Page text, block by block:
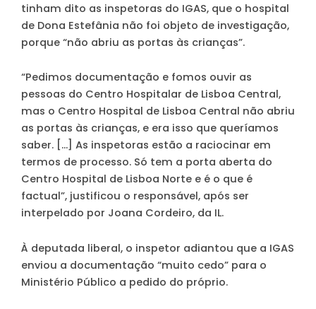
tinham dito as inspetoras do IGAS, que o hospital
de Dona Estefânia não foi objeto de investigação,
porque “não abriu as portas às crianças”.
“Pedimos documentação e fomos ouvir as
pessoas do Centro Hospitalar de Lisboa Central,
mas o Centro Hospital de Lisboa Central não abriu
as portas às crianças, e era isso que queríamos
saber. […] As inspetoras estão a raciocinar em
termos de processo. Só tem a porta aberta do
Centro Hospital de Lisboa Norte e é o que é
factual”, justificou o responsável, após ser
interpelado por Joana Cordeiro, da IL.
À deputada liberal, o inspetor adiantou que a IGAS
enviou a documentação “muito cedo” para o
Ministério Público a pedido do próprio.